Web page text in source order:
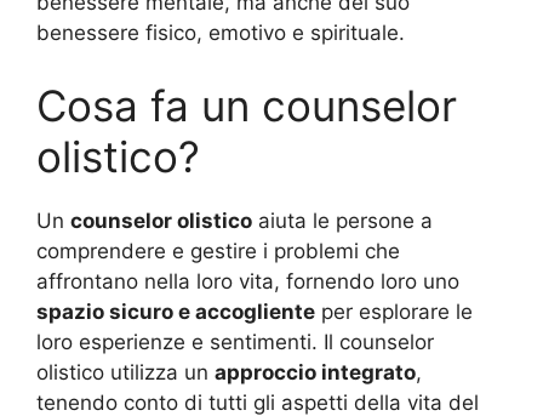
benessere fisico, emotivo e spirituale.
Cosa fa un counselor
olistico?
Un counselor olistico aiuta le persone a
comprendere e gestire i problemi che
affrontano nella loro vita, fornendo loro uno
spazio sicuro e accogliente per esplorare le
loro esperienze e sentimenti. Il counselor
olistico utilizza un approccio integrato,
tenendo conto di tutti gli aspetti della vita del